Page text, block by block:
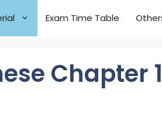
Exam Time Table
Chapter